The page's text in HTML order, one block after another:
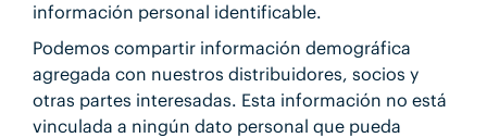
información personal identificable.
Podemos compartir información demográfica
agregada con nuestros distribuidores, socios y
otras partes interesadas. Esta información no está
vinculada a ningún dato personal que pueda